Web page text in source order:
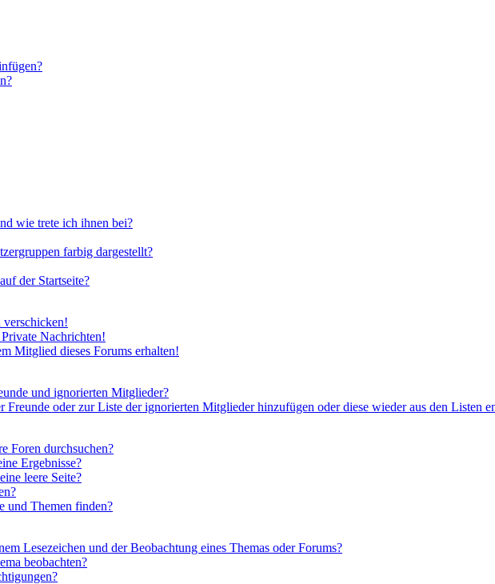
wie trete ich ihnen bei?
farbig dargestellt?
der Startseite?
Nachrichten!
Mitglied dieses Forums erhalten!
und ignorierten Mitglieder?
oder zur Liste der ignorierten Mitglieder hinzufügen oder diese wieder aus den Listen
Foren durchsuchen?
Ergebnisse?
leere Seite?
und Themen finden?
Lesezeichen und der Beobachtung eines Themas oder Forums?
beobachten?